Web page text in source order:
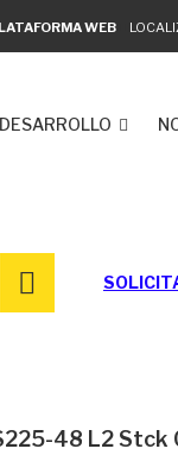
WEB
48 L2 Stck